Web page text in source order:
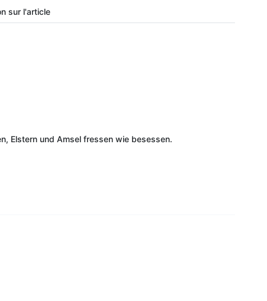
sur l'article
Elstern und Amsel fressen wie besessen.